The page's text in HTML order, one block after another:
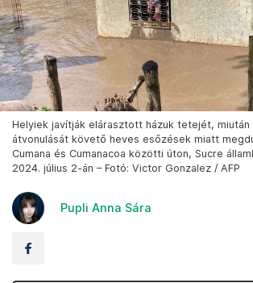
Helyiek javítják elárasztott házuk tetejét, miután
átvonulását követő heves esőzések miatt
Cumana és Cumanacoa közötti úton, Sucre
2024. július 2-án – Fotó: Victor Gonzalez / AFP
Pupli Anna Sára